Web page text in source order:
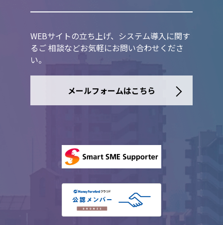
WEBサイトの立ち上げ、システム導入に関す
るご 相談などお気軽にお問い合わせくださ
い。
メールフォームはこちら